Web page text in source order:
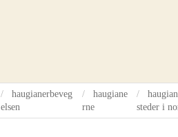
haugianerbeveg
elsen
haugiane
rne
steder i